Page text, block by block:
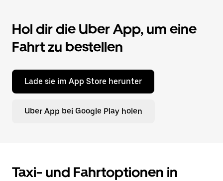
Hol dir die Uber App, um eine
Fahrt zu bestellen
Lade sie im App Store herunter
Uber App bei Google Play holen
Taxi- und Fahrtoptionen in